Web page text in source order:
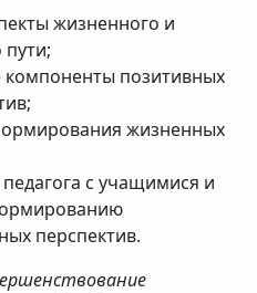
жизненного и
позитивных
жизненных
с учащимися и
перспектив.